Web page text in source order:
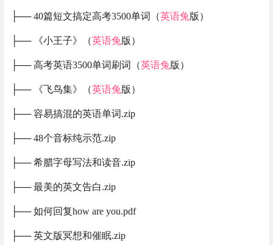
├── 40篇短文搞定高考3500单词（英语兔版）
├── 《小王子》（英语兔版）
├── 高考英语3500单词刷词（英语兔版）
├── 《飞鸟集》（英语兔版）
├── 容易搞混的英语单词.zip
├── 48个音标纯示范.zip
├── 希腊字母写法和读音.zip
├── 最美的英文告白.zip
├── 如何回复how are you.pdf
├── 英文版冥想和催眠.zip